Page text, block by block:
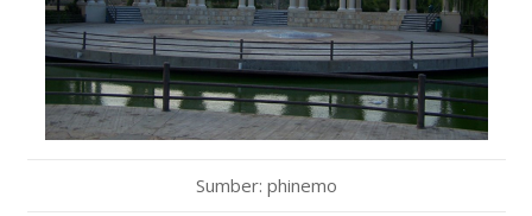
Sumber: phinemo